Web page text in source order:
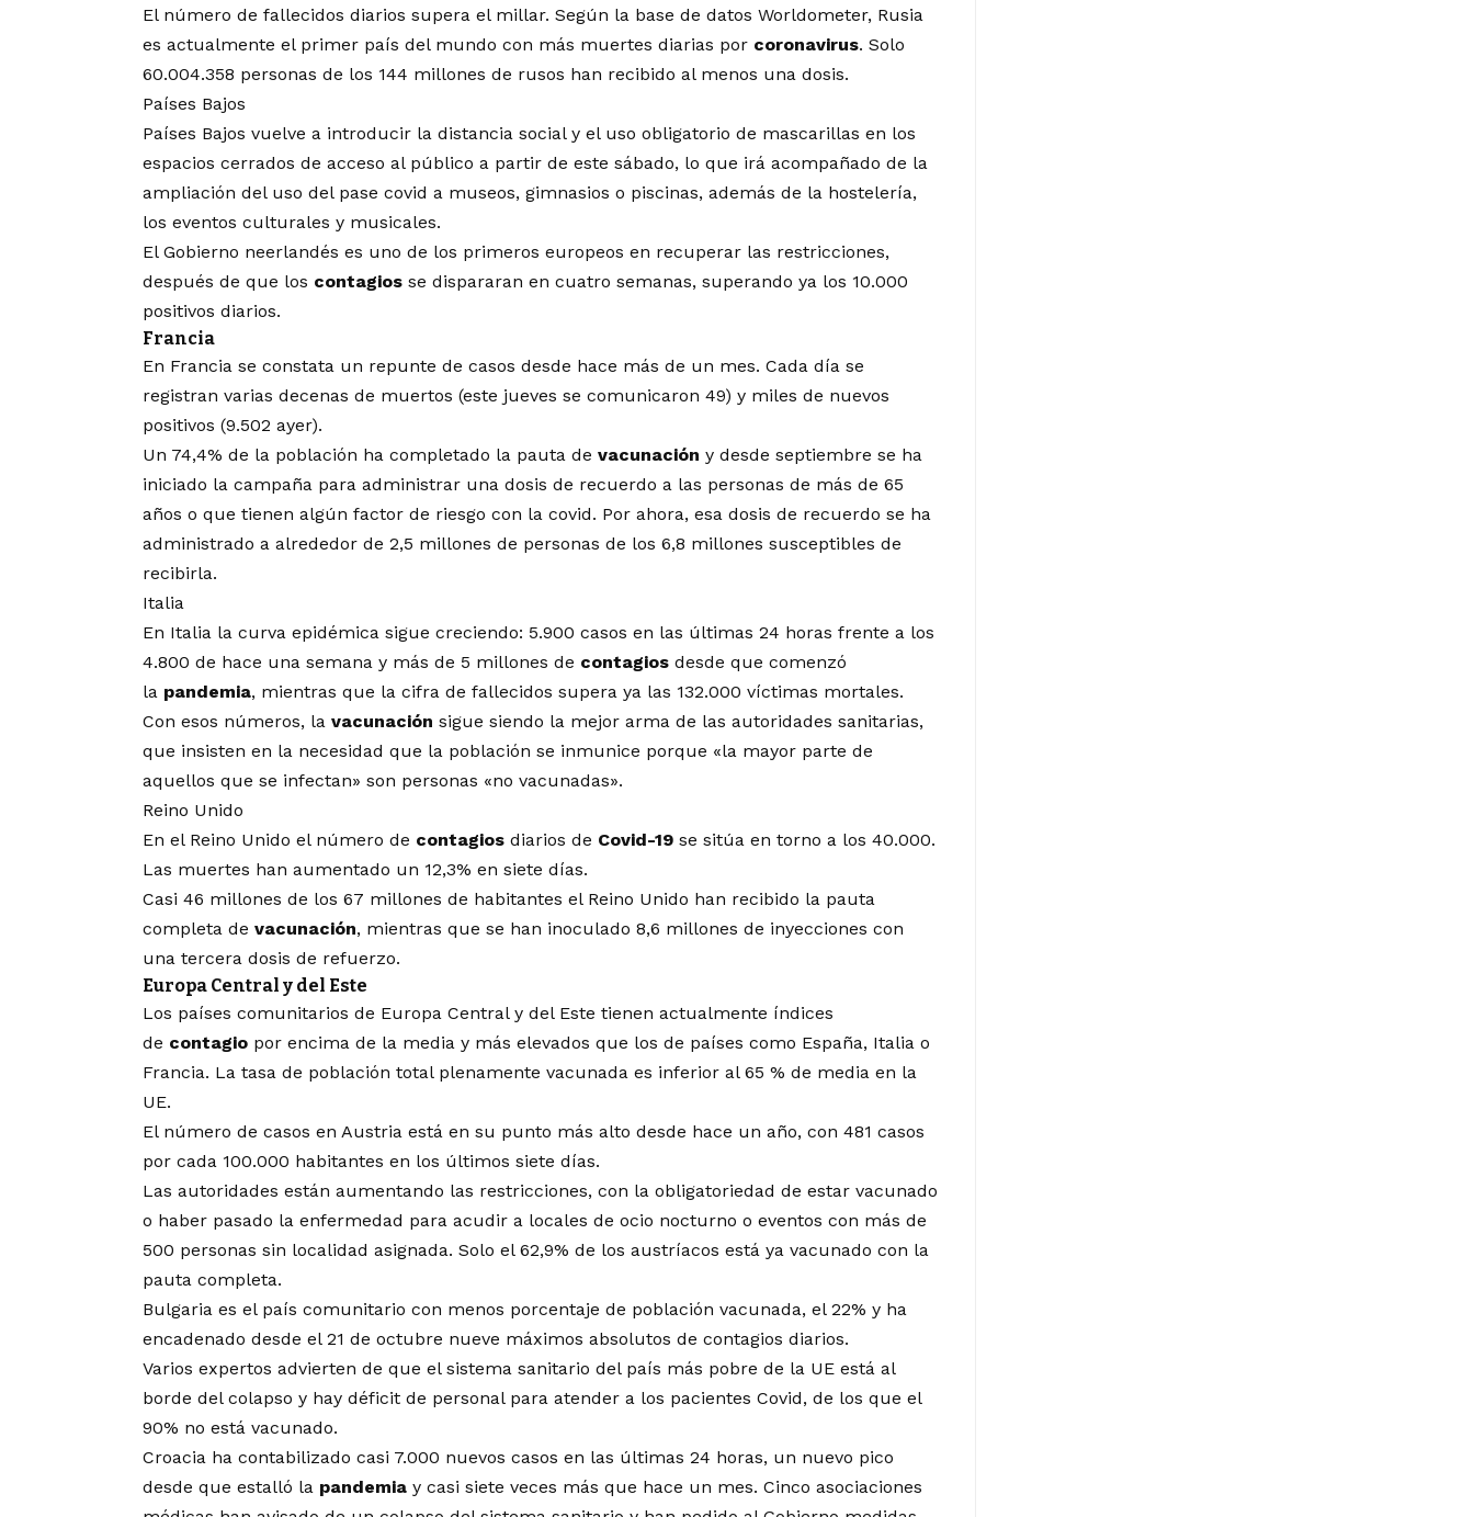
El número de fallecidos diarios supera el millar. Según la base de datos Worldometer, Rusia
es actualmente el primer país del mundo con más muertes diarias por coronavirus. Solo
60.004.358 personas de los 144 millones de rusos han recibido al menos una dosis.
Países Bajos
Países Bajos vuelve a introducir la distancia social y el uso obligatorio de mascarillas en los
espacios cerrados de acceso al público a partir de este sábado, lo que irá acompañado de la
ampliación del uso del pase covid a museos, gimnasios o piscinas, además de la hostelería,
los eventos culturales y musicales.
El Gobierno neerlandés es uno de los primeros europeos en recuperar las restricciones,
después de que los contagios se dispararan en cuatro semanas, superando ya los 10.000
positivos diarios.
Francia
En Francia se constata un repunte de casos desde hace más de un mes. Cada día se
registran varias decenas de muertos (este jueves se comunicaron 49) y miles de nuevos
positivos (9.502 ayer).
Un 74,4% de la población ha completado la pauta de vacunación y desde septiembre se ha
iniciado la campaña para administrar una dosis de recuerdo a las personas de más de 65
años o que tienen algún factor de riesgo con la covid. Por ahora, esa dosis de recuerdo se ha
administrado a alrededor de 2,5 millones de personas de los 6,8 millones susceptibles de
recibirla.
Italia
En Italia la curva epidémica sigue creciendo: 5.900 casos en las últimas 24 horas frente a los
4.800 de hace una semana y más de 5 millones de contagios desde que comenzó
la pandemia, mientras que la cifra de fallecidos supera ya las 132.000 víctimas mortales.
Con esos números, la vacunación sigue siendo la mejor arma de las autoridades sanitarias,
que insisten en la necesidad que la población se inmunice porque «la mayor parte de
aquellos que se infectan» son personas «no vacunadas».
Reino Unido
En el Reino Unido el número de contagios diarios de Covid-19 se sitúa en torno a los 40.000.
Las muertes han aumentado un 12,3% en siete días.
Casi 46 millones de los 67 millones de habitantes el Reino Unido han recibido la pauta
completa de vacunación, mientras que se han inoculado 8,6 millones de inyecciones con
una tercera dosis de refuerzo.
Europa Central y del Este
Los países comunitarios de Europa Central y del Este tienen actualmente índices
de contagio por encima de la media y más elevados que los de países como España, Italia o
Francia. La tasa de población total plenamente vacunada es inferior al 65 % de media en la
UE.
El número de casos en Austria está en su punto más alto desde hace un año, con 481 casos
por cada 100.000 habitantes en los últimos siete días.
Las autoridades están aumentando las restricciones, con la obligatoriedad de estar vacunado
o haber pasado la enfermedad para acudir a locales de ocio nocturno o eventos con más de
500 personas sin localidad asignada. Solo el 62,9% de los austríacos está ya vacunado con la
pauta completa.
Bulgaria es el país comunitario con menos porcentaje de población vacunada, el 22% y ha
encadenado desde el 21 de octubre nueve máximos absolutos de contagios diarios.
Varios expertos advierten de que el sistema sanitario del país más pobre de la UE está al
borde del colapso y hay déficit de personal para atender a los pacientes Covid, de los que el
90% no está vacunado.
Croacia ha contabilizado casi 7.000 nuevos casos en las últimas 24 horas, un nuevo pico
desde que estalló la pandemia y casi siete veces más que hace un mes. Cinco asociaciones